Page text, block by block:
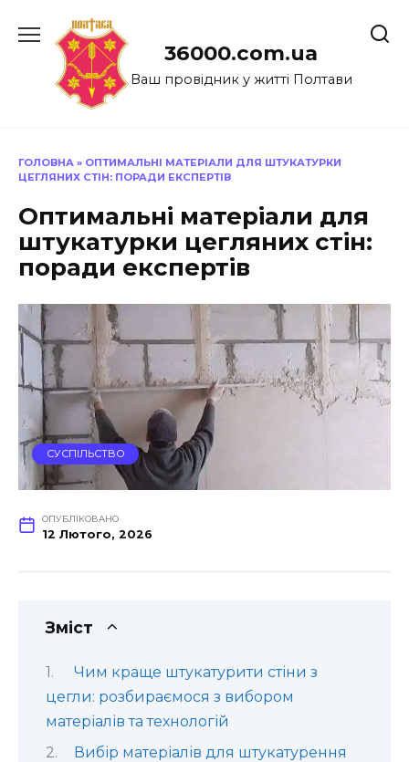
до
36000.com.ua
Ваш провідник у житті Полтави
ГОЛОВНА » ОПТИМАЛЬНІ МАТЕРІАЛИ ДЛЯ ШТУКАТУРКИ
ЦЕГЛЯНИХ СТІН: ПОРАДИ ЕКСПЕРТІВ
Оптимальні матеріали для
штукатурки цегляних стін:
поради експертів
СУСПІЛЬСТВО
ОПУБЛІКОВАНО
12 Лютого, 2026
Зміст
Чим краще штукатурити стіни з
цегли: розбираємося з вибором
матеріалів та технологій
Вибір матеріалів для штукатурення